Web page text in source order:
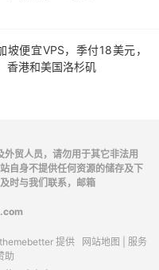
坡便宜VPS，季付18美元，
香港和美国洛杉矶
外贸人员，请勿用于其它非法用
自身不提供任何资源的储存及下
时与我们联系，邮箱
themebetter提供 网站地图 | 服务
助